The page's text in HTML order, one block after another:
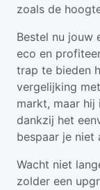
zoals de
Bestel nu jouw
eco en
trap te bieden
vergelijking
markt, maar
dankzij het
bespaar je niet
Wacht niet
zolder een